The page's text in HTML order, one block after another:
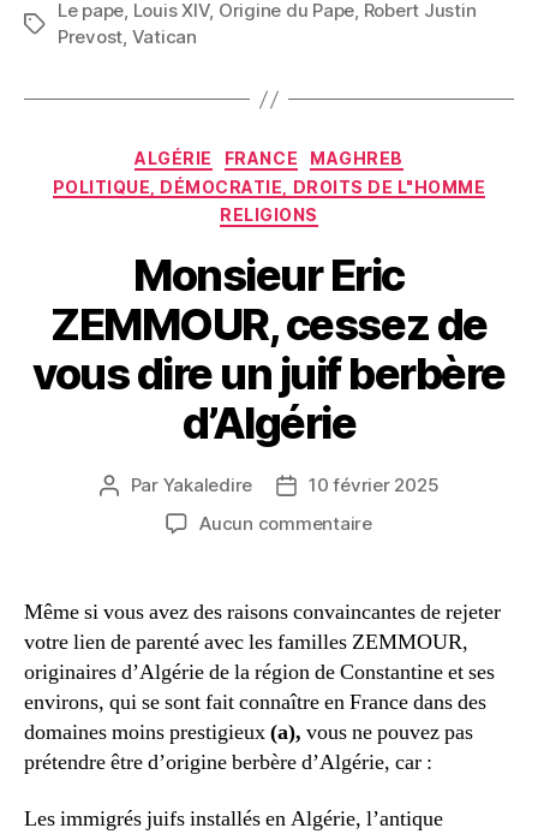
Étiquettes
Le pape, Louis XIV, Origine du Pape, Robert Justin
Prevost, Vatican
Catégories
ALGÉRIE FRANCE
MAGHREB
POLITIQUE, DÉMOCRATIE, DROITS DE L"HOMME
RELIGIONS
Monsieur Eric
ZEMMOUR, cessez de
vous dire un juif berbère
d’Algérie
Auteur
Par Yakaledire
Date10 février 2025
Aucun commentairesur
ZEMMOUR,
de
vous
dire
un
juif
d’Algérie
Même si vous avez des raisons convaincantes de rejeter
votre lien de parenté avec les familles ZEMMOUR,
originaires d’Algérie de la région de Constantine et ses
environs, qui se sont fait connaître en France dans des
domaines moins prestigieux(a), vous ne pouvez pas
prétendre être d’origine berbère d’Algérie, car :
Les immigrés juifs installés en Algérie, l’antique